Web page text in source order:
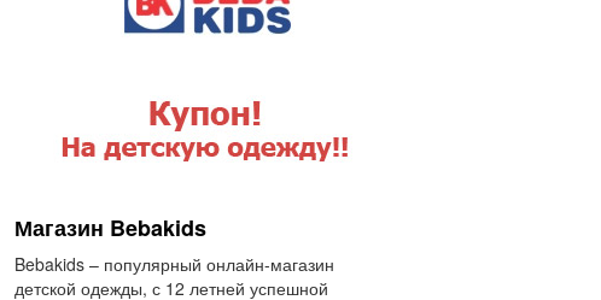
Магазин Bebakids
Bebakids – популярный онлайн-магазин
детской одежды, с 12 летней успешной